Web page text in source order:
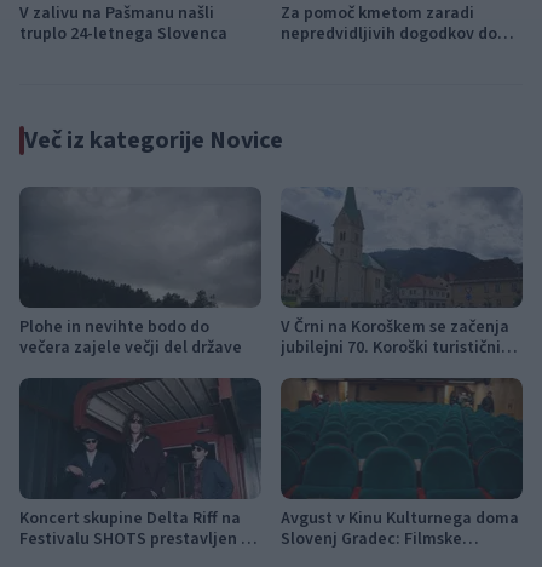
V zalivu na Pašmanu našli
truplo 24-letnega Slovenca
Za pomoč kmetom zaradi
nepredvidljivih dogodkov do
Več iz kategorije Novice
Plohe in nevihte bodo do
večera zajele večji del države
V Črni na Koroškem se začenja
jubilejni 70. Koroški turistični
Koncert skupine Delta Riff na
Festivalu SHOTS prestavljen na
Avgust v Kinu Kulturnega doma
Slovenj Gradec: Filmske